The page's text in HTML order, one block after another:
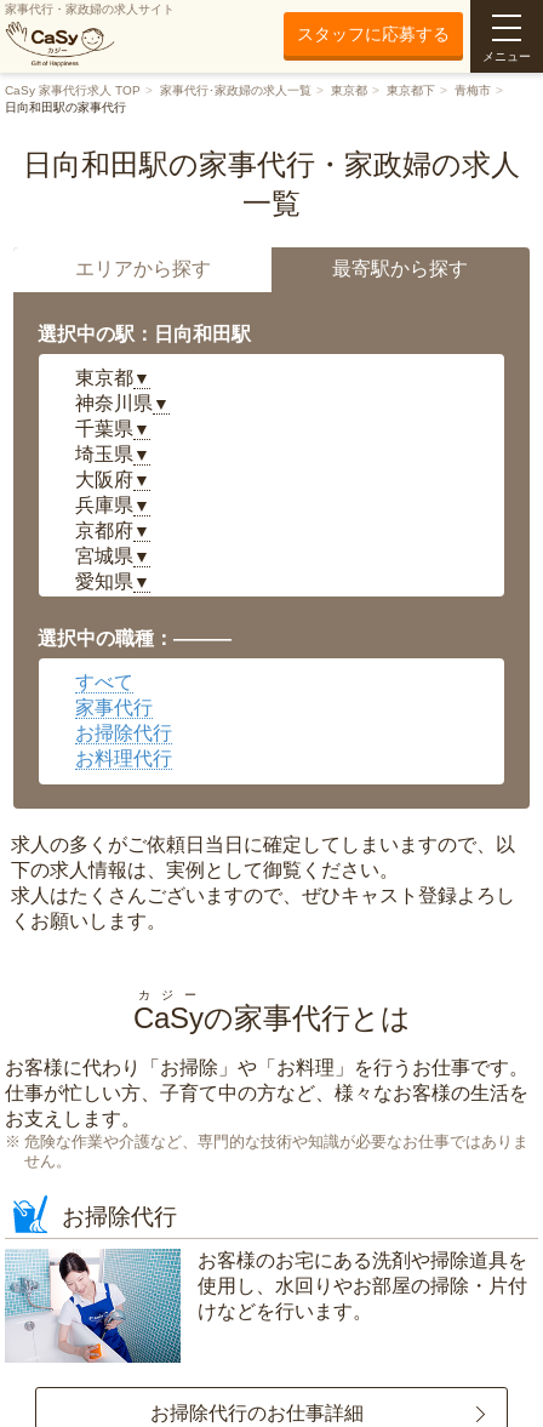
家事代行・家政婦の求人サイト
スタッフに応募する
メニュー
CaSy 家事代行求人 TOP 家事代行･家政婦の求人一覧 東京都 東京都下
青梅市
日向和田駅の家事代行
日向和田駅の家事代行・家政婦の求人
一覧
エリアから探す 最寄駅から探す
選択中の駅：日向和田駅
東京都▼
神奈川県 ▼
千葉県 ▼
埼玉県 ▼
大阪府▼
兵庫県 ▼
京都府▼
宮城県 ▼
愛知県 ▼
岡山県▼
広島県▼
沖縄県
選択中の職種：———
すべて
家事代行
お掃除代行
お料理代行
求人の多くがご依頼日当日に確定してしまいますので、以
下の求人情報は、実例として御覧ください。
求人はたくさんございますので、ぜひキャスト登録よろし
くお願いします。
CaSy
カジー
の家事代行とは
お客様に代わり「 お掃除 」や「 お料理 」を行うお仕事です。
仕事が忙しい方、子育て中の方など、様々なお客様の生活を
お支えします。
危険な作業や介護など、専門的な技術や知識が必要なお仕事ではありま
せん。
お掃除代行
お客様のお宅にある洗剤や掃除道具を
使用し、水回りやお部屋の掃除・片付
けなどを行います。
お掃除代行のお仕事詳細